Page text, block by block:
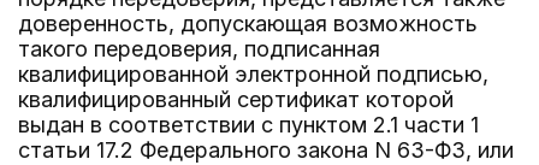
доверенность, допускающая возможность
такого передоверия, подписанная
квалифицированной электронной подписью,
квалифицированный сертификат которой
выдан в соответствии с пунктом 2.1 части 1
статьи 17.2 Федерального закона N 63-ФЗ, или